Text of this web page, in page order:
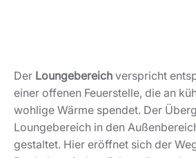
Der Loungebereich verspricht
einer offenen Feuerstelle, die an
wohlige Wärme spendet. Der
Loungebereich in den
gestaltet. Hier eröffnet sich der